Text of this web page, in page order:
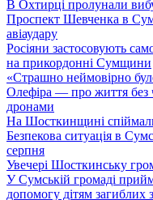
В Охтирці пролунали
Проспект Шевченка в
авіаудару
Росіяни застосовують
на прикордонні Сумщини
«Страшно неймовірно
Олефіра — про життя без
дронами
На Шосткинщині
Безпекова ситуація в
серпня
Увечері Шосткинську
У Сумській громаді
допомогу дітям загиблих